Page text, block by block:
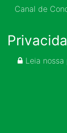
Canal de
Leia